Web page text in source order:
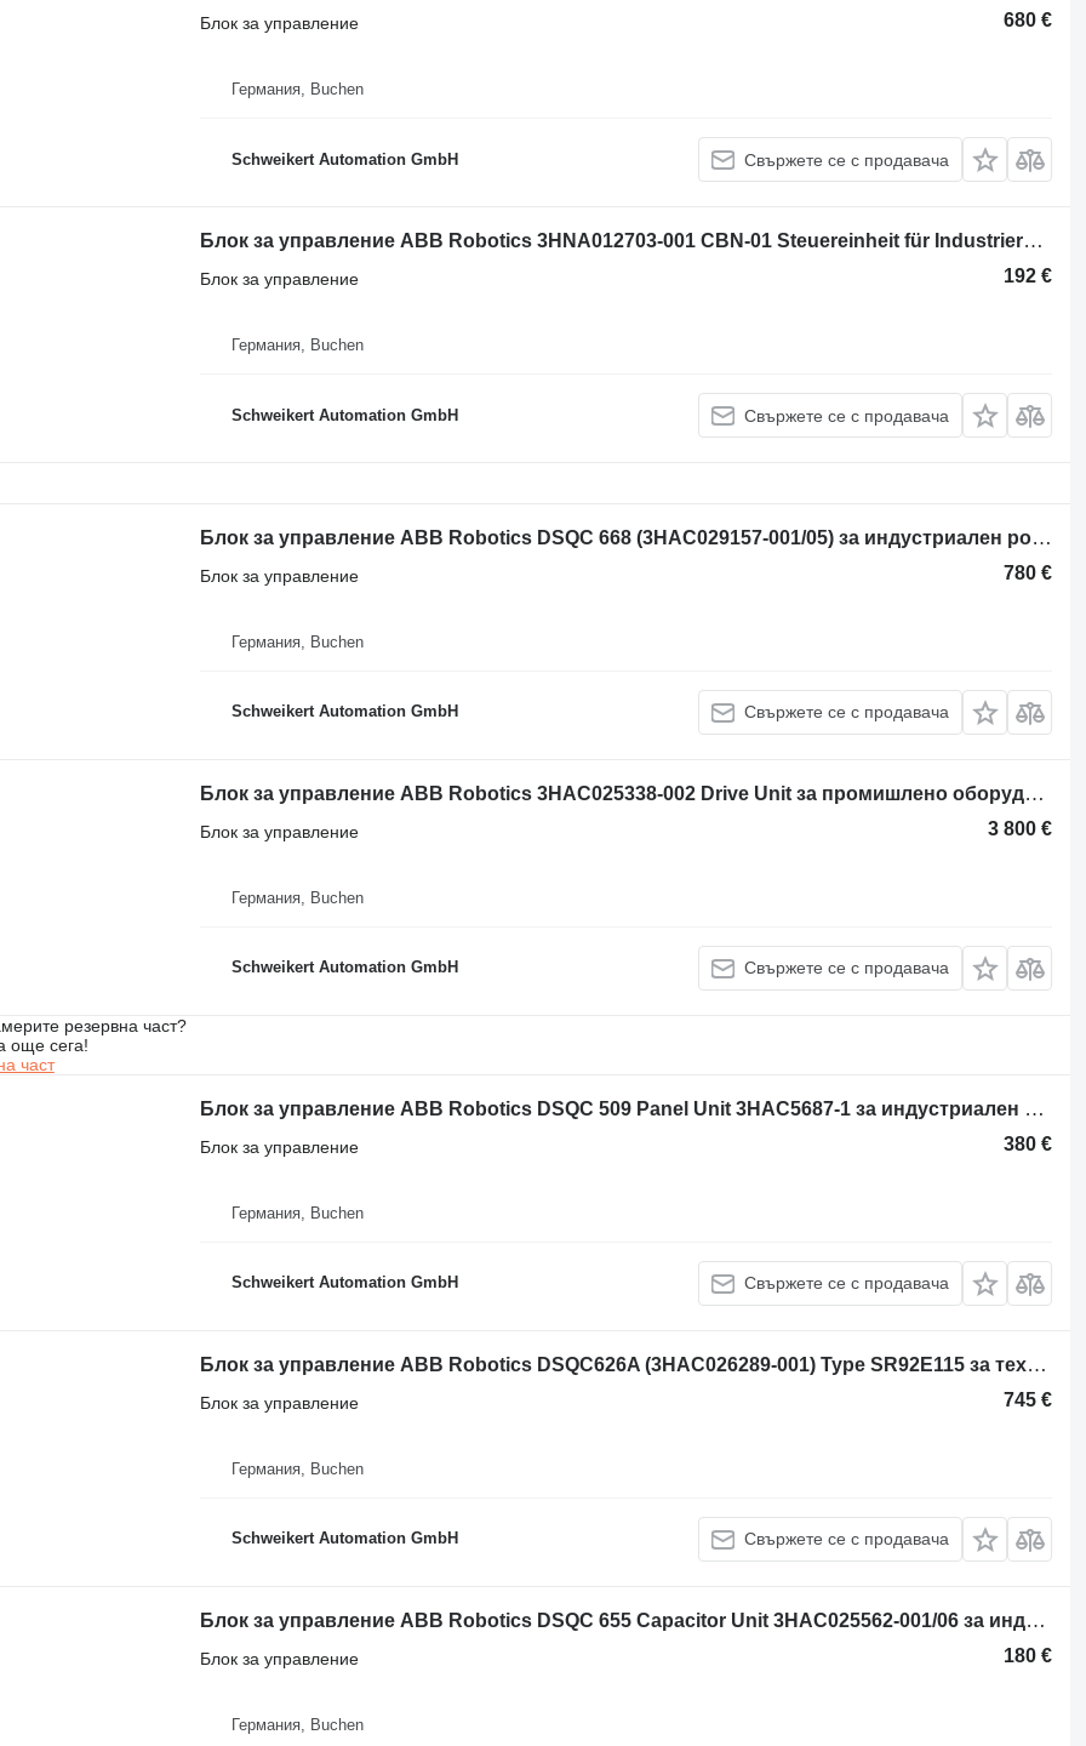
680 €
Блок за управление
Германия, Buchen
Schweikert Automation GmbH Свържете се с продавача
Блок за управление ABB Robotics 3HNA012703-001 CBN-01 Steuereinheit für Industrierobote
192 €
Блок за управление
Германия, Buchen
Schweikert Automation GmbH Свържете се с продавача
Блок за управление ABB Robotics DSQC 668 (3HAC029157-001/05) за индустриален робот
780 €
Блок за управление
Германия, Buchen
Schweikert Automation GmbH Свържете се с продавача
Блок за управление ABB Robotics 3HAC025338-002 Drive Unit за промишлено оборудване
3 800 €
Блок за управление
Германия, Buchen
Schweikert Automation GmbH Свържете се с продавача
резервна част?
още сега!
част
Блок за управление ABB Robotics DSQC 509 Panel Unit 3HAC5687-1 за индустриален робот
380 €
Блок за управление
Германия, Buchen
Schweikert Automation GmbH Свържете се с продавача
Блок за управление ABB Robotics DSQC626A (3HAC026289-001) Type SR92E115 за технологично оборудване
745 €
Блок за управление
Германия, Buchen
Schweikert Automation GmbH Свържете се с продавача
Блок за управление ABB Robotics DSQC 655 Capacitor Unit 3HAC025562-001/06 за индустриален робот ABB Robotics DSQC 655
180 €
Блок за управление
Германия, Buchen